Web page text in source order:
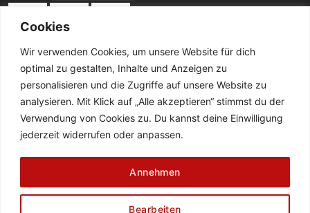
Cookies
Wir verwenden Cookies, um unsere Website für dich
optimal zu gestalten, Inhalte und Anzeigen zu
personalisieren und die Zugriffe auf unsere Website zu
analysieren. Mit Klick auf „Alle akzeptieren“ stimmst du der
Verwendung von Cookies zu. Du kannst deine Einwilligung
jederzeit widerrufen oder anpassen.
Bearbeiten
Annehmen
KONTAKT:
Telefon: 02834 / 2024
De Cabanes-Straße 4
47638 Straelen
AGB
ZAHLUNGSWEISEN